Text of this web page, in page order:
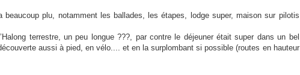
beaucoup plu, notamment les ballades, les étapes, lodge super, maison sur pilotis
terrestre, un peu longue ???, par contre le déjeuner était super dans un bel
aussi à pied, en vélo.... et en la surplombant si possible (routes en hauteur